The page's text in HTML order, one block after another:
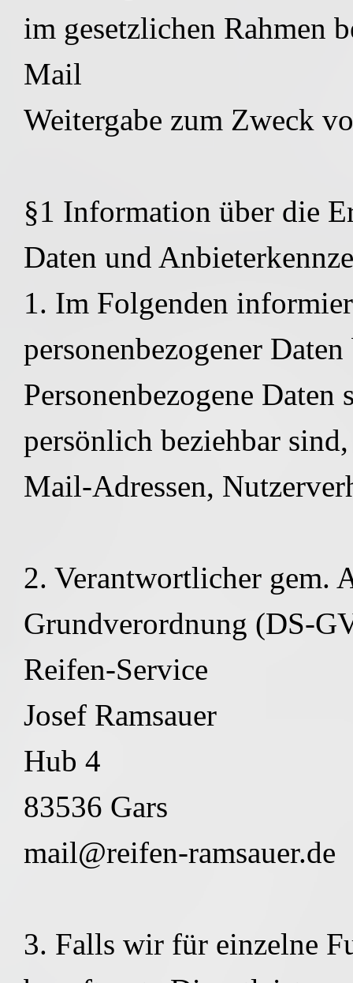
im gesetzlichen Rahmen
Mail
Weitergabe zum Zweck
§1 Information über die
Daten und
1. Im Folgenden
personenbezogener
Personenbezogene
persönlich beziehbar
Mail-Adressen,
2. Verantwortlicher gem.
Grundverordnung (DS-
Reifen-Service
Josef Ramsauer
Hub 4
83536 Gars
mail@reifen-
3. Falls wir für einzelne